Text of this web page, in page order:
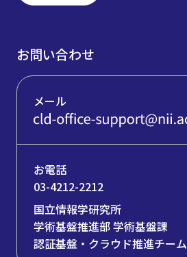
お問い合わせ
メール
お電話
03-4212-2212
国立情報学研究所
学術基盤推進部 学術基盤課
認証基盤・クラウド推進チーム